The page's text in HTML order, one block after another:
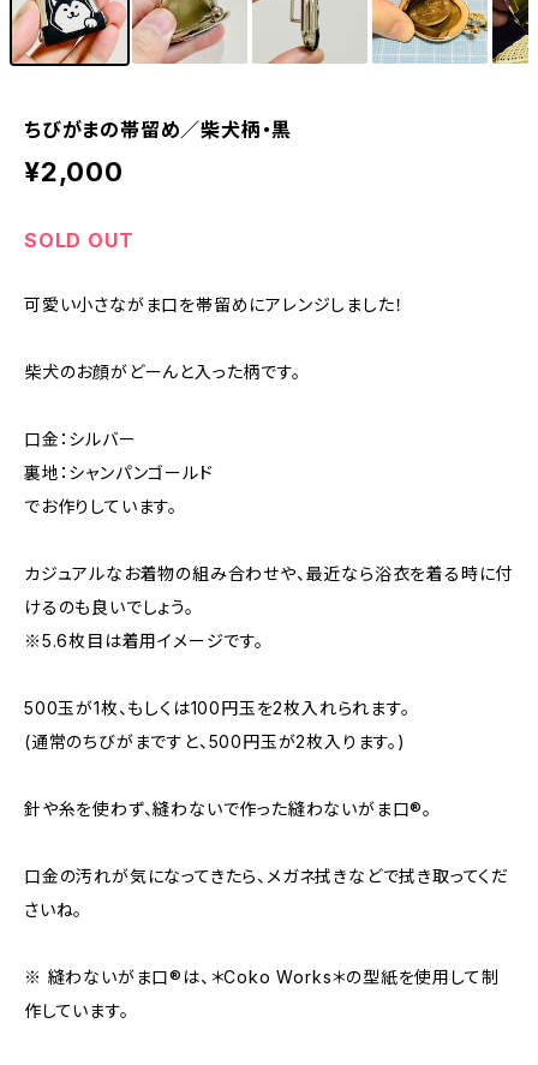
ちびがまの帯留め／柴犬柄・黒
¥2,000
SOLD OUT
可愛い小さながま口を帯留めにアレンジしました！
柴犬のお顔がどーんと入った柄です。
口金：シルバー
裏地：シャンパンゴールド
でお作りしています。
カジュアルなお着物の組み合わせや、最近なら浴衣を着る時に付
けるのも良いでしょう。
※5.6枚目は着用イメージです。
500玉が1枚、もしくは100円玉を2枚入れられます。
(通常のちびがまですと、500円玉が2枚入ります。)
針や糸を使わず、縫わないで作った縫わないがま口®︎。
口金の汚れが気になってきたら、メガネ拭きなどで拭き取ってくだ
さいね。
※ 縫わないがま口®︎は、＊Coko Works＊の型紙を使用して制
作しています。